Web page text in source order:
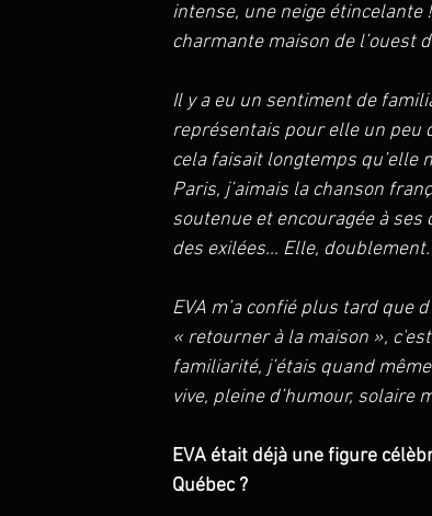
intense, une neige étincelante
charmante maison de l’ouest
Il y a eu un sentiment de
représentais pour elle un peu
cela faisait longtemps qu’elle
Paris, j’aimais la chanson
soutenue et encouragée à
des exilées… Elle, doublement.
EVA m’a confié plus tard que
« retourner à la maison »,
familiarité, j’étais quand
vive, pleine d’humour, solaire
EVA était déjà une figure
Québec ?